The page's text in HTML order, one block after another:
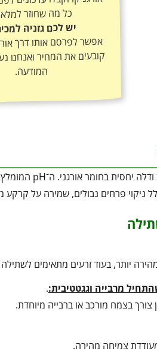
כל מה שחוזר
יש לכם גזניה
אפשר לפרסם אותו דרך
קובעים את המחיר ואנחנו
המודעה.
ניקוי פרחים נבולים, שמירה על קרקע
יותר, בעוד זרעים מתאימים
מרבייה וגגטטיבית:.
בצמח מורכב או ברבייה מיוחדת.
צמיחה מהירה.